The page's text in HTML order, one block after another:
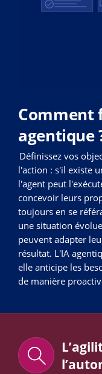
Comment
agentique
Définissez vos
l'action : s'il existe
l'agent peut
concevoir leurs
toujours en se
une situation
peuvent adapter
résultat. L'IA
elle anticipe les
de manière